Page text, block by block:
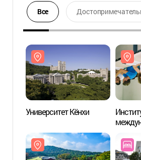
Все
Университет Кёнхи
(경희